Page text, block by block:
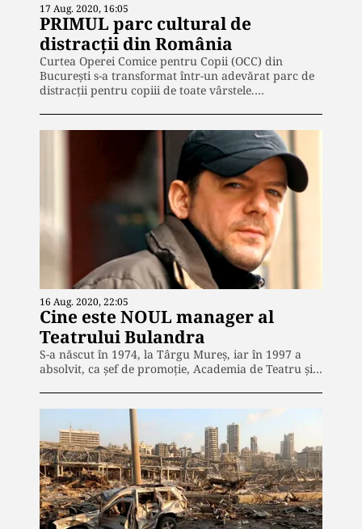
17 Aug. 2020, 16:05
PRIMUL parc cultural de
distracții din România
Curtea Operei Comice pentru Copii (OCC) din
București s-a transformat într-un adevărat parc de
distracții pentru copiii de toate vârstele.…
16 Aug. 2020, 22:05
Cine este NOUL manager al
Teatrului Bulandra
S-a născut în 1974, la Târgu Mureş, iar în 1997 a
absolvit, ca șef de promoţie, Academia de Teatru şi…